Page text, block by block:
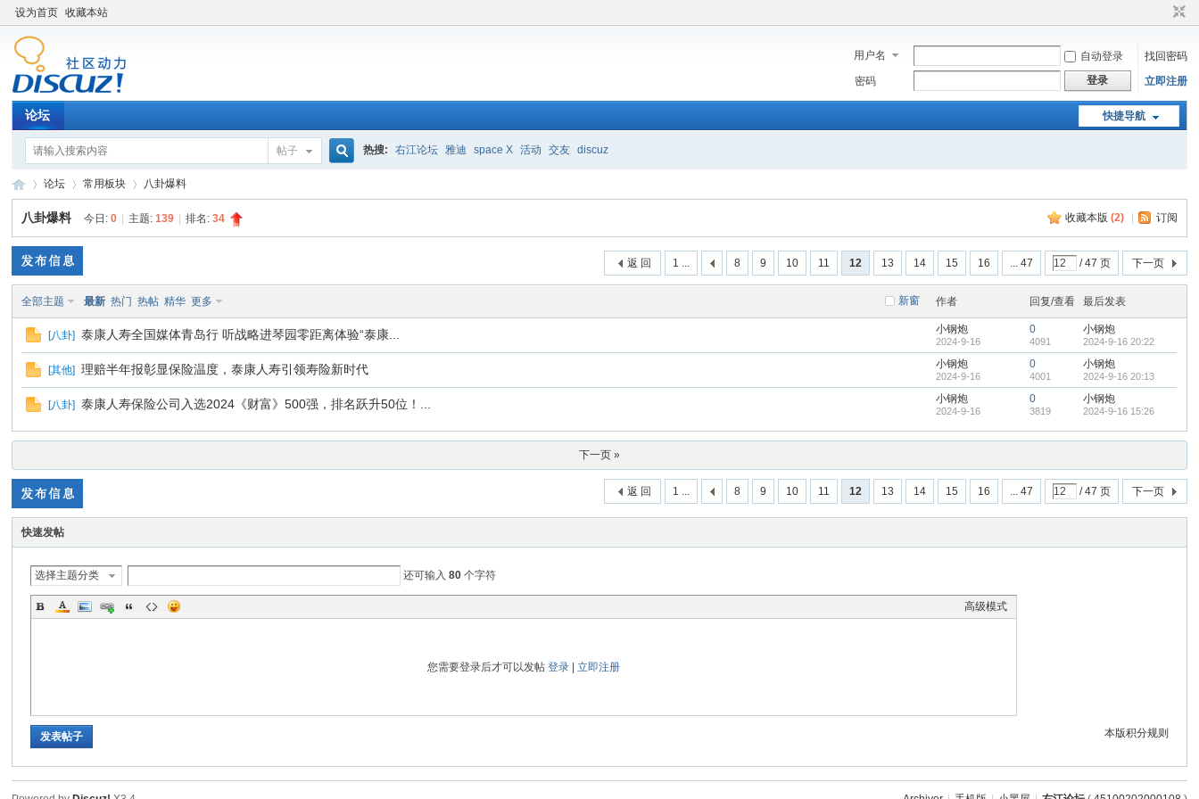
设为首页 收藏本站
用户名 自动登录
找回密码
密码
登录 立即注册
快捷导航
论坛
帖子 热搜: 右江论坛 雅迪 space X 活动 交友 discuz
百
色|
江
»
论坛
›
常用板块 八卦爆料
收藏本版 (2) 订阅
八卦爆料 今日:0 主题:139 排名:34
1 ... 8 9 10 11 12 13 14 15 16 ... 47 / 47 页 下一页
返 回
新窗
全部主题 最新 热门 热帖 精华 更多 作者 回复/查看 最后发表
[八卦] 泰康人寿全国媒体青岛行 听战略进琴园零距离体验“泰康... 小钢炮
2024-9-16
0
4091
小钢炮
2024-9-16 20:22
[其他] 理赔半年报彰显保险温度，泰康人寿引领寿险新时代 小钢炮
2024-9-16
0
4001
小钢炮
2024-9-16 20:13
[八卦] 泰康人寿保险公司入选2024《财富》500强，排名跃升50位！... 小钢炮
2024-9-16
0
3819
小钢炮
2024-9-16 15:26
下一页 »
1 ... 8 9 10 11 12 13 14 15 16 ... 47 / 47 页 下一页
返 回
快速发帖
选择主题分类 还可输入80 个字符
高级模式
您需要登录后才可以发帖 登录| 立即注册
本版积分规则
发表帖子